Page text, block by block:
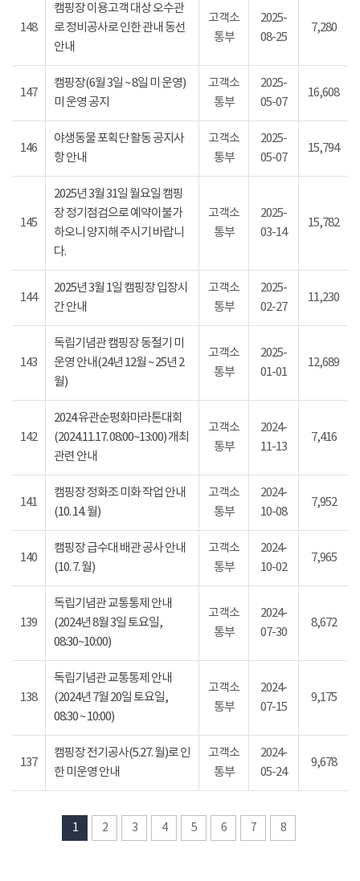
148
캠핑장 이용고객 대상 오수관
로 정비공사로 인한 관내 동선
안내
고객소
통부
2025-
08-25
7,280
147
캠핑장(6월 3일 ~ 8일 미 운영)
미 운영 공지
고객소
통부
2025-
05-07
16,608
146
야생동물 포획단 활동 공지사
항 안내
고객소
통부
2025-
05-07
15,794
145
2025년 3월 31일 월요일 캠핑
장 정기점검으로 예약이불가
하오니 양지해 주시기 바랍니
다.
고객소
통부
2025-
03-14
15,782
144
2025년 3월 1일 캠핑장 입장시
간 안내
고객소
통부
2025-
02-27
11,230
143
독립기념관 캠핑장 동절기 미
운영 안내(24년 12월 ~ 25년 2
월)
고객소
통부
2025-
01-01
12,689
142
2024 유관순평화마라톤대회
(2024.11.17. 08:00~13:00) 개최
관련 안내
고객소
통부
2024-
11-13
7,416
141
캠핑장 정화조 미화 작업 안내
(10. 14. 월)
고객소
통부
2024-
10-08
7,952
140
캠핑장 급수대 배관 공사 안내
(10. 7. 월)
고객소
통부
2024-
10-02
7,965
139
독립기념관 교통통제 안내
(2024년 8월 3일 토요일,
08:30~10:00)
고객소
통부
2024-
07-30
8,672
138
독립기념관 교통통제 안내
(2024년 7월 20일 토요일,
08:30 ~ 10:00)
고객소
통부
2024-
07-15
9,175
137
캠핑장 전기공사(5.27. 월)로 인
한 미운영 안내
고객소
통부
2024-
05-24
9,678
1 2 3 4 5 6 7 8